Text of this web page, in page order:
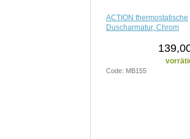
ACTION thermostatische
Duscharmatur, Chrom
Code: MB155